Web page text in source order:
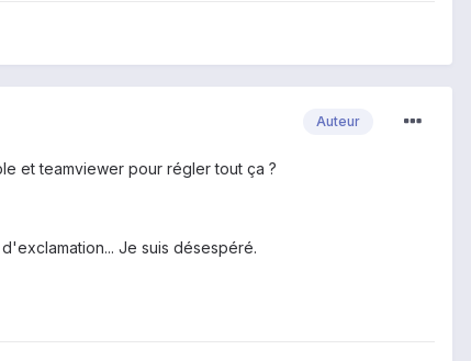
Auteur
et teamviewer pour régler tout ça ?
Je suis désespéré.